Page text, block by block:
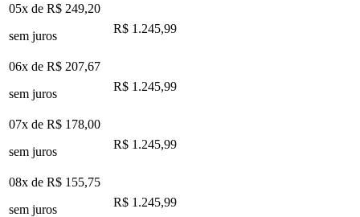
05x de R$ 249,20
sem juros
R$ 1.245,99
06x de R$ 207,67
sem juros
R$ 1.245,99
07x de R$ 178,00
sem juros
R$ 1.245,99
08x de R$ 155,75
sem juros
R$ 1.245,99